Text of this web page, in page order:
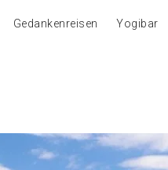
Gedankenreisen Yogibar